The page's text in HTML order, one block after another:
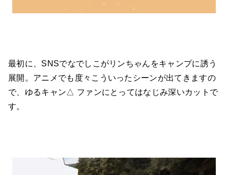
最初に、SNSでなでしこがリンちゃんをキャンプに誘う
展開。アニメでも度々こういったシーンが出てきますの
で、ゆるキャン△ ファンにとってはなじみ深いカットで
す。